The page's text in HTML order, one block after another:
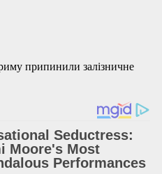
припинили залізничне